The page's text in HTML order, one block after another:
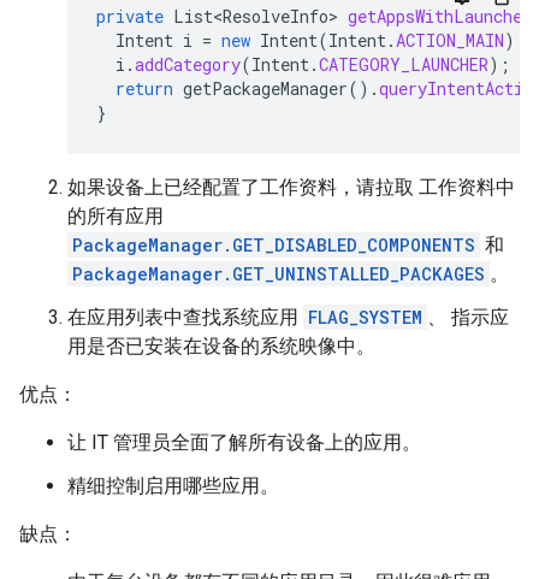
private List<ResolveInfo> getAppsWithLauncher
Intent i = new Intent(Intent.ACTION_MAIN);
i .addCategory(Intent.CATEGORY_LAUNCHER);
return getPackageManager().
}
如果设备上已经配置了工作资料，请拉取 工作资料中
的所有应用
PackageManager.GET_DISABLED_COMPONENTS 和
PackageManager.GET_UNINSTALLED_PACKAGES 。
在应用列表中查找系统应用 FLAG_SYSTEM 、 指示应
用是否已安装在设备的系统映像中。
优点：
让 IT 管理员全面了解所有设备上的应用。
精细控制启用哪些应用。
缺点：